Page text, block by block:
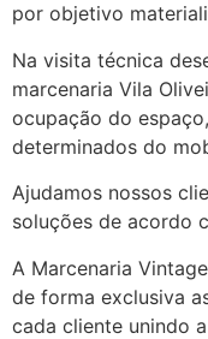
por objetivo
Na visita técnica
marcenaria Vila
ocupação do
determinados do
Ajudamos nossos
soluções de acordo
A Marcenaria
de forma exclusiva
cada cliente unindo